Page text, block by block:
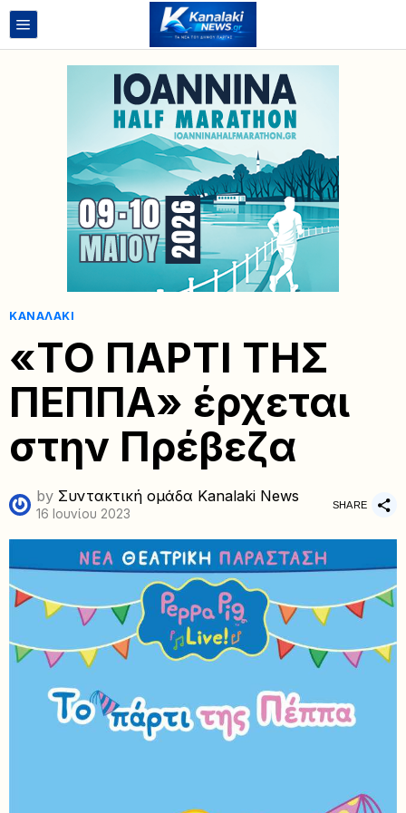
ΚΑΝΑΛΆΚΙ
«ΤΟ ΠΑΡΤΙ ΤΗΣ
ΠΕΠΠΑ» έρχεται
στην Πρέβεζα
by Συντακτική ομάδα Kanalaki News
16 Ιουνίου 2023
SHARE